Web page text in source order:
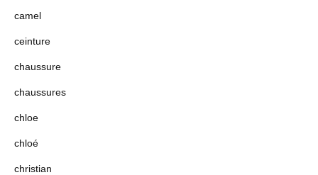
camel
ceinture
chaussure
chaussures
chloe
chloé
christian